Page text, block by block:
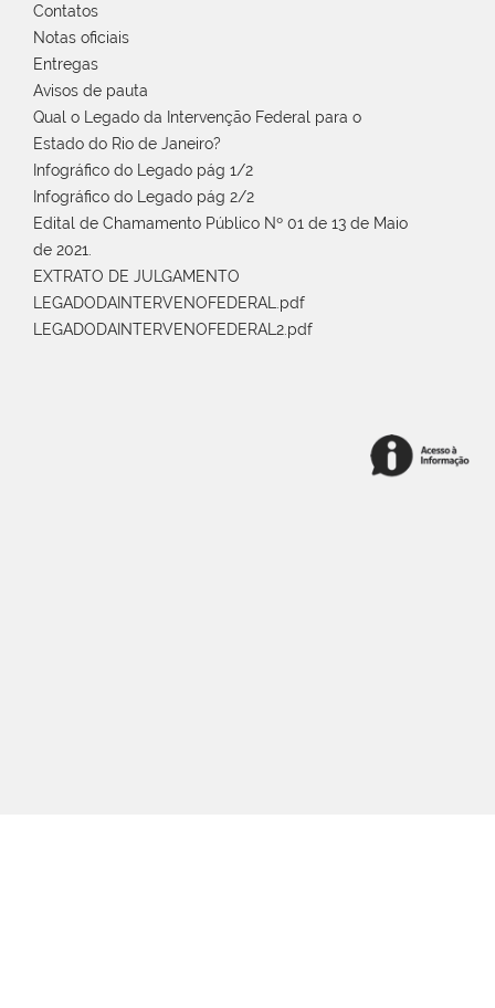
Contatos
Notas oficiais
Entregas
Avisos de pauta
Qual o Legado da Intervenção Federal para o
Estado do Rio de Janeiro?
Infográfico do Legado pág 1/2
Infográfico do Legado pág 2/2
Edital de Chamamento Público Nº 01 de 13 de Maio
de 2021.
EXTRATO DE JULGAMENTO
LEGADODAINTERVENOFEDERAL.pdf
LEGADODAINTERVENOFEDERAL2.pdf